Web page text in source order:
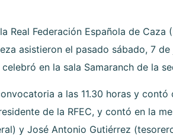
Real Federación Española de
asistieron el pasado sábado, 7
en la sala Samaranch de la
a las 11.30 horas y
de la RFEC, y contó en la
y José Antonio Gutiérrez